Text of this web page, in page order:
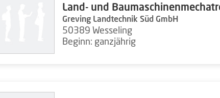
Land- und
Greving Landtechnik Süd GmbH
50389 Wesseling
Beginn: ganzjährig